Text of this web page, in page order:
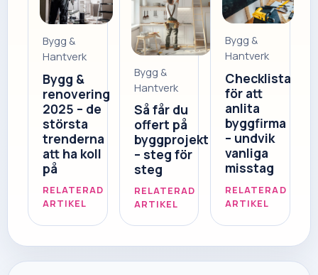
Bygg &
Hantverk
Bygg &
renovering
2025 – de
största
trenderna
att ha koll
på
RELATERAD
ARTIKEL
Bygg &
Hantverk
Så får du
offert på
byggprojekt
– steg för
steg
RELATERAD
ARTIKEL
Bygg &
Hantverk
Checklista
för att
anlita
byggfirma
– undvik
vanliga
misstag
RELATERAD
ARTIKEL